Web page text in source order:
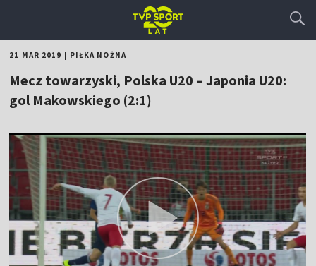
21 MAR 2019 PIŁKA NOŻNA
Mecz towarzyski, Polska U20 – Japonia U20:
gol Makowskiego (2:1)